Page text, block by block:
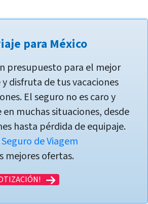
para México
presupuesto para el mejor
disfruta de tus vacaciones
El seguro no es caro y
muchas situaciones, desde
hasta pérdida de equipaje.
de Viagem
mejores ofertas.